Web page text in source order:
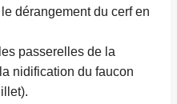
dérangement du cerf en
passerelles de la
nidification du faucon